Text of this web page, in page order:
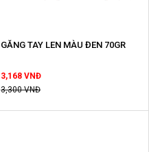
GĂNG TAY LEN MÀU ĐEN 70GR
3,168 VNĐ
3,300 VNĐ